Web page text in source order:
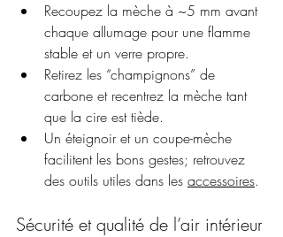
Recoupez la mèche à ~5 mm avant
chaque allumage pour une flamme
stable et un verre propre.
Retirez les “champignons” de
carbone et recentrez la mèche tant
que la cire est tiède.
Un éteignoir et un coupe-mèche
facilitent les bons gestes; retrouvez
des outils utiles dans les accessoires.
Sécurité et qualité de l’air intérieur